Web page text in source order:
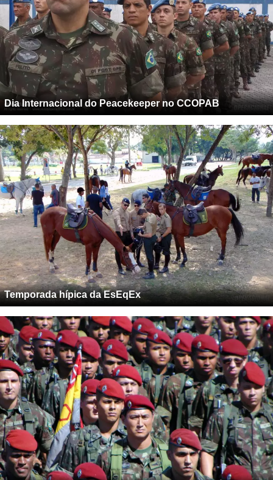
Dia Internacional do Peacekeeper no CCOPAB
Temporada hípica da EsEqEx